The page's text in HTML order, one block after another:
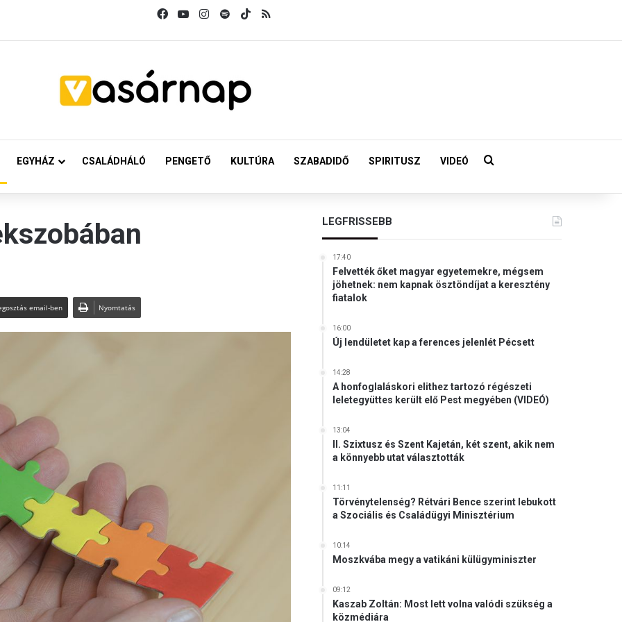
FacebookYouTubeInstagram
SpotifyTikTok
EGYHÁZ CSALÁDHÁLÓ PENGETŐ KULTÚRA SZABADIDŐ SPIRITUSZ VIDEÓ Keresés:
email-ben Nyomtatás
LEGFRISSEBB
17:40
Felvették őket magyar egyetemekre, mégsem
jöhetnek: nem kapnak ösztöndíjat a keresztény
fiatalok
16:00
Új lendületet kap a ferences jelenlét Pécsett
14:28
A honfoglaláskori elithez tartozó régészeti
leletegyüttes került elő Pest megyében (VIDEÓ)
13:04
II. Szixtusz és Szent Kajetán, két szent, akik nem
a könnyebb utat választották
11:11
Törvénytelenség? Rétvári Bence szerint lebukott
a Szociális és Családügyi Minisztérium
10:14
Moszkvába megy a vatikáni külügyminiszter
09:12
Kaszab Zoltán: Most lett volna valódi szükség a
közmédiára